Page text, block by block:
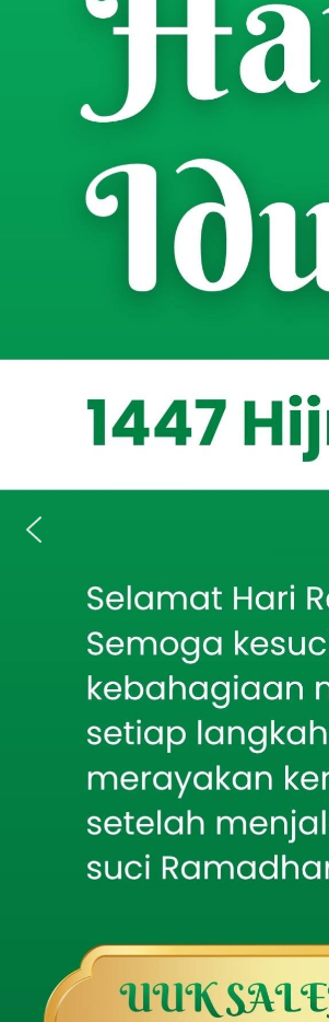
Bakti TNI AD Hadirkan
Air Bersih, Babinsa
Pengeboran Sumur
Sambut Harjakasi ke-
208, Rayon Istimewa
IKSASS IKMASS
Situbondo Gelar Seminar
Kebangsaan tentang
Kepemimpinan Santri
Mahasiswa KKN Posko 64
Gelar Reboisasi
Mangrove di Pantai
Tembing sebagai Upaya
Pelestarian Lingkungan
Pesisir
Pembangunan RTLH
Audiensi Tak Ditemui,
GMB Pertanyakan